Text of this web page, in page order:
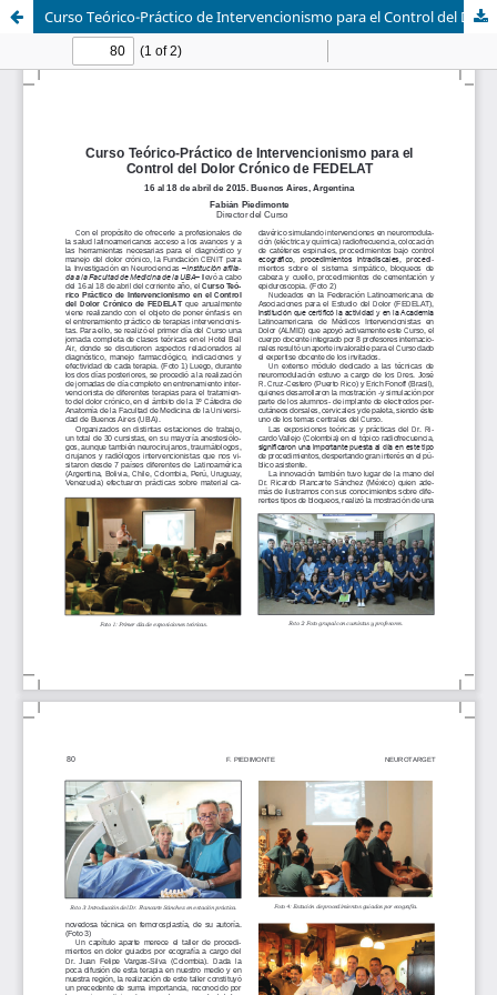
Curso Teórico-Práctico de Intervencionismo para el Control del Dolor Crónico de FEDELAT